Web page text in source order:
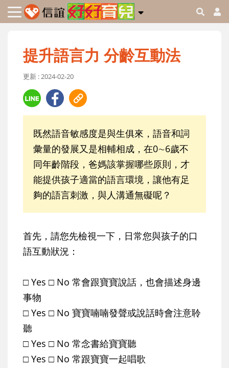
提升語言力 分齡互動法
更新 : 2024-02-20
既然語音敏感度是與生俱來，語音和詞
彙量的發展又是相輔相成，在0∼6歲不
同年齡階段，爸媽該掌握哪些原則，才
能提供孩子適當的語言環境，讓他有足
夠的語言刺激，與人溝通無礙呢？
首先，請您先檢視一下，日常您與孩子的口
語互動狀況：
□ Yes □ No 常會跟寶寶說話，也會描述身邊
事物
□ Yes □ No 寶寶喃喃發聲或說話時會注意聆
聽
□ Yes □ No 常念書給寶寶聽
□ Yes □ No 常跟寶寶一起唱歌